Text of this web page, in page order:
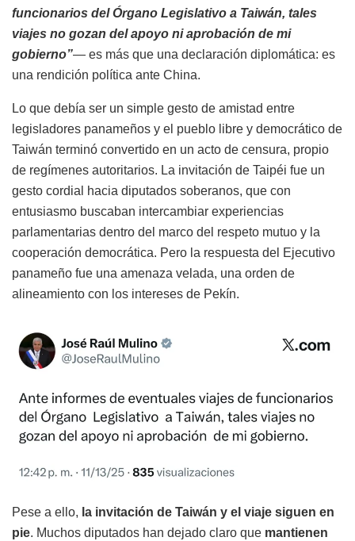
funcionarios del Órgano Legislativo a Taiwán, tales
viajes no gozan del apoyo ni aprobación de mi
gobierno”— es más que una declaración diplomática: es
una rendición política ante China.
Lo que debía ser un simple gesto de amistad entre
legisladores panameños y el pueblo libre y democrático de
Taiwán terminó convertido en un acto de censura, propio
de regímenes autoritarios. La invitación de Taipéi fue un
gesto cordial hacia diputados soberanos, que con
entusiasmo buscaban intercambiar experiencias
parlamentarias dentro del marco del respeto mutuo y la
cooperación democrática. Pero la respuesta del Ejecutivo
panameño fue una amenaza velada, una orden de
alineamiento con los intereses de Pekín.
Pese a ello, la invitación de Taiwán y el viaje siguen en
pie. Muchos diputados han dejado claro que mantienen